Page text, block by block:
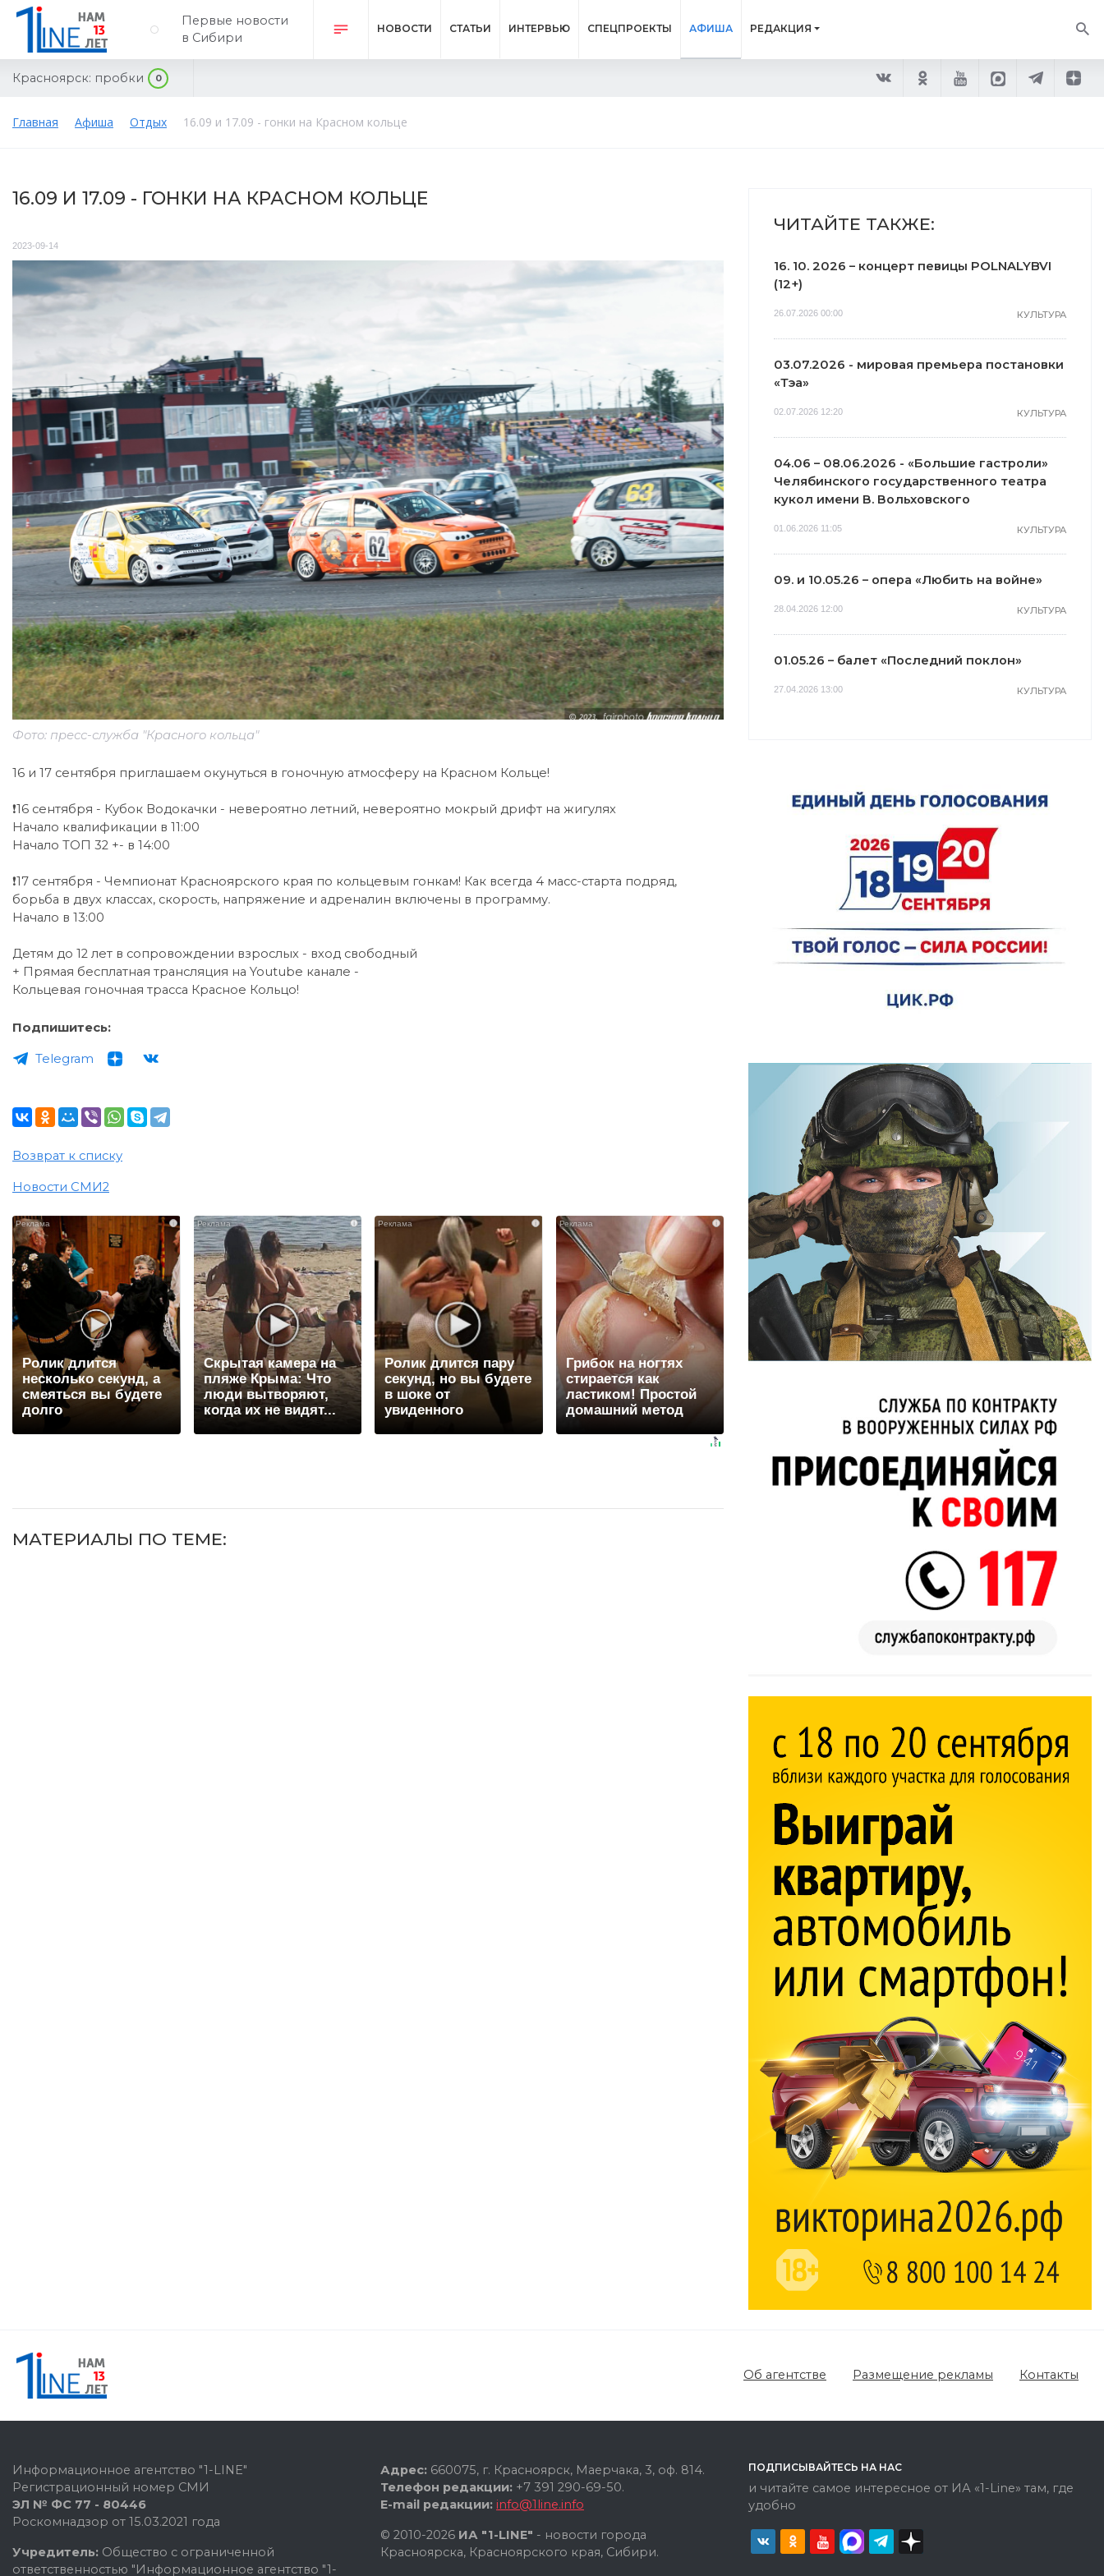
Первые новости
в Сибири
НОВОСТИ СТАТЬИ ИНТЕРВЬЮ СПЕЦПРОЕКТЫ АФИША РЕДАКЦИЯ
Красноярск: пробки 0
Главная Афиша Отдых 16.09 и 17.09 - гонки на Красном кольце
16.09 И 17.09 - ГОНКИ НА КРАСНОМ КОЛЬЦЕ
2023-09-14
Фото: пресс-служба "Красного кольца"
16 и 17 сентября приглашаем окунуться в гоночную атмосферу на Красном Кольце!
❗️16 сентября - Кубок Водокачки - невероятно летний, невероятно мокрый дрифт на жигулях
Начало квалификации в 11:00
Начало ТОП 32 +- в 14:00
❗️17 сентября - Чемпионат Красноярского края по кольцевым гонкам! Как всегда 4 масс-старта подряд,
борьба в двух классах, скорость, напряжение и адреналин включены в программу.
Начало в 13:00
Детям до 12 лет в сопровождении взрослых - вход свободный
+ Прямая бесплатная трансляция на Youtube канале -
Кольцевая гоночная трасса Красное Кольцо!
Подпишитесь:
Telegram
Возврат к списку
Новости СМИ2
i
Ролик длится
несколько секунд, а
смеяться вы будете
долго
i
Скрытая камера на
пляже Крыма: Что
люди вытворяют,
когда их не видят...
i
Ролик длится пару
секунд, но вы будете
в шоке от
увиденного
i
Грибок на ногтях
стирается как
ластиком! Простой
домашний метод
МАТЕРИАЛЫ ПО ТЕМЕ:
ЧИТАЙТЕ ТАКЖЕ:
16. 10. 2026 – концерт певицы POLNALYBVI
(12+)
26.07.2026 00:00 КУЛЬТУРА
03.07.2026 - мировая премьера постановки
«Тэа»
02.07.2026 12:20 КУЛЬТУРА
04.06 – 08.06.2026 - «Большие гастроли»
Челябинского государственного театра
кукол имени В. Вольховского
01.06.2026 11:05 КУЛЬТУРА
09. и 10.05.26 – опера «Любить на войне»
28.04.2026 12:00 КУЛЬТУРА
01.05.26 – балет «Последний поклон»
27.04.2026 13:00 КУЛЬТУРА
Об агентстве Размещение рекламы Контакты
Информационное агентство "1-LINE"
Регистрационный номер СМИ
ЭЛ № ФС 77 - 80446
Роскомнадзор от 15.03.2021 года
Учредитель: Общество с ограниченной
ответственностью "Информационное агентство "1-
Адрес: 660075, г. Красноярск, Маерчака, 3, оф. 814.
Телефон редакции: +7 391 290-69-50.
E-mail редакции: info@1line.info
© 2010-2026 ИА "1-LINE" - новости города
Красноярска, Красноярского края, Сибири.
ПОДПИСЫВАЙТЕСЬ НА НАС
и читайте самое интересное от ИА «1-Line» там, где
удобно